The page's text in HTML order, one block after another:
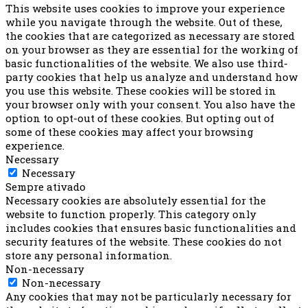
This website uses cookies to improve your experience
while you navigate through the website. Out of these,
the cookies that are categorized as necessary are stored
on your browser as they are essential for the working of
basic functionalities of the website. We also use third-
party cookies that help us analyze and understand how
you use this website. These cookies will be stored in
your browser only with your consent. You also have the
option to opt-out of these cookies. But opting out of
some of these cookies may affect your browsing
experience.
Necessary
Necessary
Sempre ativado
Necessary cookies are absolutely essential for the
website to function properly. This category only
includes cookies that ensures basic functionalities and
security features of the website. These cookies do not
store any personal information.
Non-necessary
Non-necessary
Any cookies that may not be particularly necessary for